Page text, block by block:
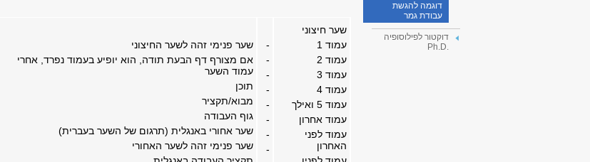
דוגמה להגשת
עבודת גמר
דוקטור לפילוסופיה
.Ph.D
שער חיצוני
עמוד 1
עמוד 2
עמוד 3
עמוד 4
עמוד 5 ואילך
עמוד אחרון
עמוד לפני
האחרון
-
-
-
-
-
-
-
-
שער פנימי זהה לשער החיצוני
אם מצורף דף הבעת תודה, הוא יופיע בעמוד נפרד, אחרי
עמוד השער
תוכן
מבוא/תקציר
גוף העבודה
שער אחורי באנגלית (תרגום של השער בעברית)
שער פנימי זהה לשער האחורי